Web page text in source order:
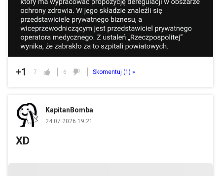
+1 7 6 Skomentuj (1 ) »
KapitanBomba
24.07.2026 19:21
XD